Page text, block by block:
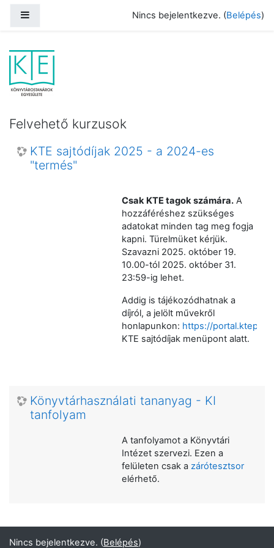
Nincs bejelentkezve. (Belépés)
Könyvtárostanárok Egyesülete
Felvehető kurzusok
KTE sajtódíjak 2025 - a 2024-es
"termés"
Csak KTE tagok számára.A
hozzáféréshez szükséges
adatokat minden tag meg fogja
kapni. Türelmüket kérjük.
Szavazni 2025. október 19.
10.00-tól 2025. október 31.
23:59-ig lehet.
Addig is tájékozódhatnak a
díjról, a jelölt művekről
honlapunkon: https://portal.ktep.hu/
KTE sajtódíjak menüpont alatt.
Könyvtárhasználati tananyag - KI
tanfolyam
A tanfolyamot a Könyvtári
Intézet szervezi. Ezen a
felületen csak a zárótesztsor
elérhető.
Nincs bejelentkezve. (Belépés)